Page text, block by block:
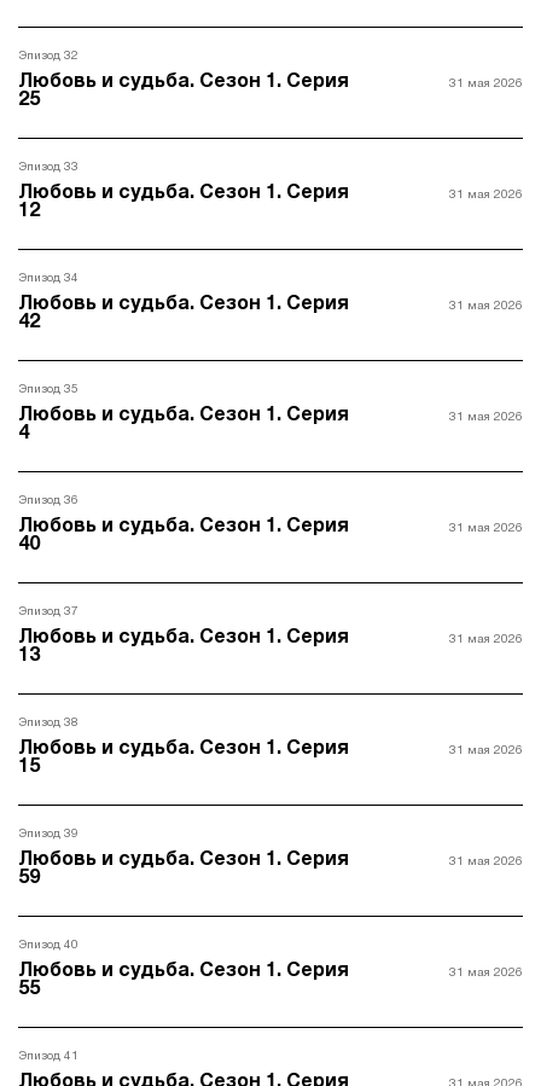
Эпизод 32
Любовь и судьба. Сезон 1. Серия
25
31 мая 2026
Эпизод 33
Любовь и судьба. Сезон 1. Серия
12
31 мая 2026
Эпизод 34
Любовь и судьба. Сезон 1. Серия
42
31 мая 2026
Эпизод 35
Любовь и судьба. Сезон 1. Серия
4
31 мая 2026
Эпизод 36
Любовь и судьба. Сезон 1. Серия
40
31 мая 2026
Эпизод 37
Любовь и судьба. Сезон 1. Серия
13
31 мая 2026
Эпизод 38
Любовь и судьба. Сезон 1. Серия
15
31 мая 2026
Эпизод 39
Любовь и судьба. Сезон 1. Серия
59
31 мая 2026
Эпизод 40
Любовь и судьба. Сезон 1. Серия
55
31 мая 2026
Эпизод 41